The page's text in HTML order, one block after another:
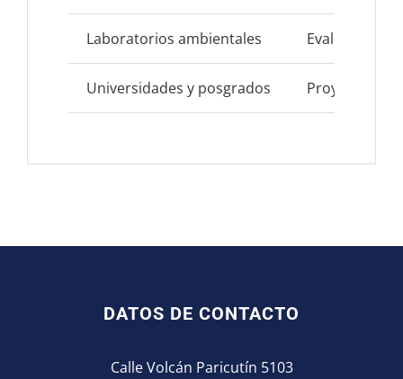
Laboratorios ambientales Evaluación
Universidades y posgrados Proyectos
DATOS DE CONTACTO
Calle Volcán Paricutín 5103